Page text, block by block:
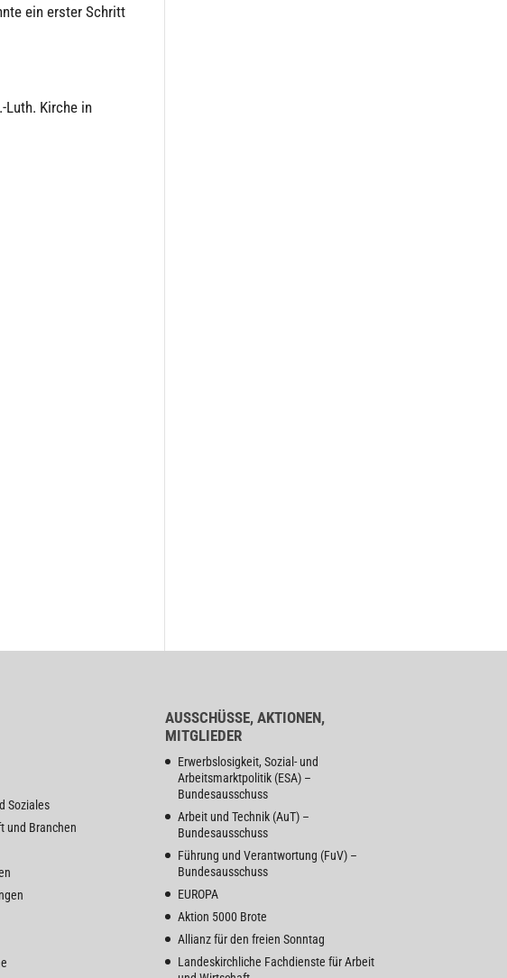
ein erster Schritt
Luth. Kirche in
Soziales
und Branchen
AUSSCHÜSSE, AKTIONEN,
MITGLIEDER
Erwerbslosigkeit, Sozial- und
Arbeitsmarktpolitik (ESA) –
Bundesausschuss
Arbeit und Technik (AuT) –
Bundesausschuss
Führung und Verantwortung (FuV) –
Bundesausschuss
EUROPA
Aktion 5000 Brote
Allianz für den freien Sonntag
Landeskirchliche Fachdienste für Arbeit